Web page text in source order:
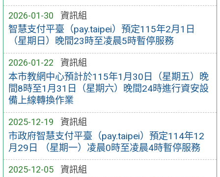
2026-01-30 資訊組
智慧支付平臺（pay.taipei）預定115年2月1日
（星期日）晚間23時至凌晨5時暫停服務
2026-01-22 資訊組
本市教網中心預計於115年1月30日（星期五）晚
間8時至1月31日（星期六）晚間24時進行資安設
備上線轉換作業
2025-12-19 資訊組
市政府智慧支付平臺（pay.taipei）預定114年12
月29日 （星期一）凌晨0時至凌晨4時暫停服務
2025-12-05 資訊組